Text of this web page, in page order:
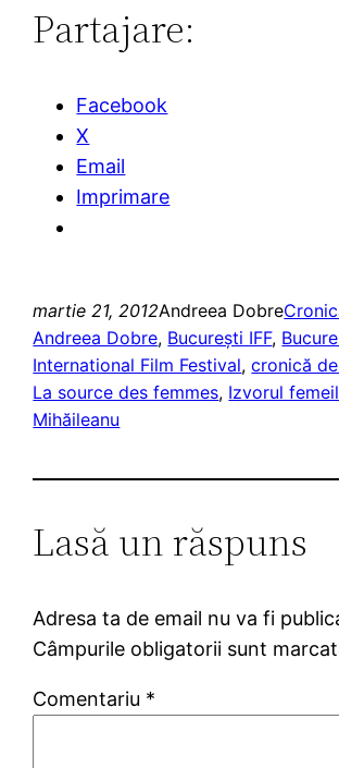
Partajare:
Facebook
X
Email
Imprimare
martie 21, 2012Andreea Dobre
Andreea Dobre, Bucureşti IFF,
International Film Festival, cronică
La source des femmes, Izvorul
Mihăileanu
Lasă un răspuns
Adresa ta de email nu va fi
Câmpurile obligatorii sunt
Comentariu *